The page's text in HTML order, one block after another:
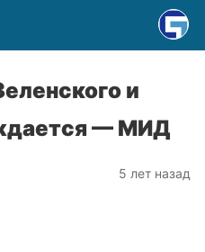
и
— МИД
5 лет назад